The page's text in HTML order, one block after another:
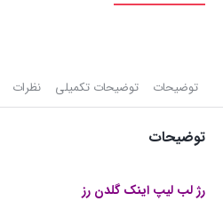
توضیحات توضیحات تکمیلی نظرات
توضیحات
رژ لب لیپ اینک گلدن رز